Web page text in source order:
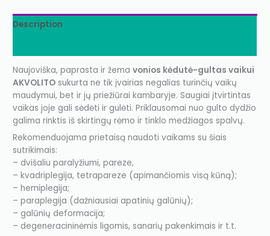
Description
Naujoviška, paprasta ir žemavonios kėdutė-gultas vaikui
AKVOLITO sukurta ne tik įvairias negalias turinčių vaikų
maudymui, bet ir jų priežiūrai kambaryje. Saugiai įtvirtintas
vaikas joje gali sėdėti ir gulėti. Priklausomai nuo gulto dydžio
galima rinktis iš skirtingų rėmo ir tinklo medžiagos spalvų.
Rekomenduojama prietaisą naudoti vaikams su šiais
sutrikimais:
– dvišaliu paralyžiumi, pareze,
– kvadriplegija, tetrapareze (apimančiomis visą kūną);
– hemiplegija;
– paraplegija (dažniausiai apatinių galūnių);
– galūnių deformacija;
– degeneracininėmis ligomis, sanarių pakenkimais ir t.t.